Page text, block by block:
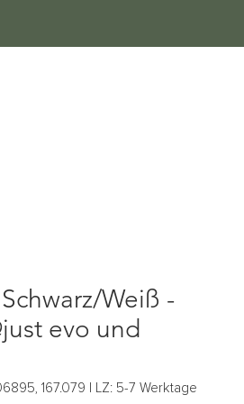
Weiß -
evo und
167.079 | LZ: 5-7 Werktage